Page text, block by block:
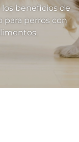
beneficios de
perros con